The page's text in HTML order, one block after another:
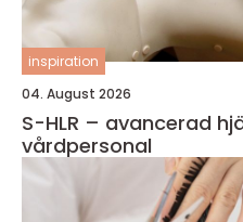
inspiration
04. August 2026
S-HLR – avancerad
vårdpersonal